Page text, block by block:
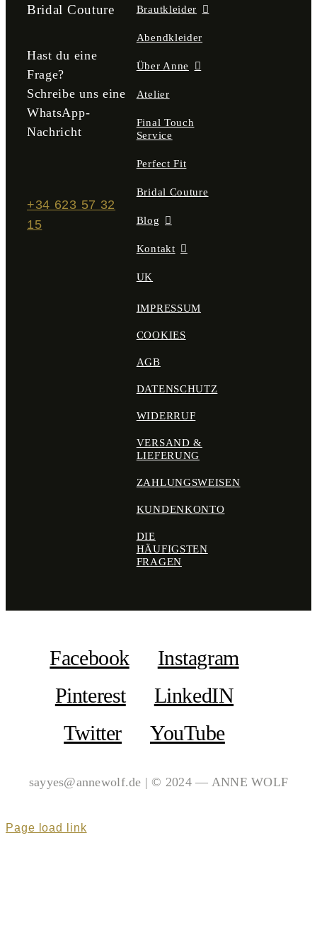
werden
Bridal Couture
Hast du eine
Frage?
Schreibe uns eine
WhatsApp-
Nachricht
+34 623 57 32
15
Brautkleider
Abendkleider
Über Anne
Atelier
Final Touch
Service
Perfect Fit
Bridal Couture
Blog
Kontakt
UK
IMPRESSUM
COOKIES
AGB
DATENSCHUTZ
WIDERRUF
VERSAND &
LIEFERUNG
ZAHLUNGSWEISEN
KUNDENKONTO
DIE
HÄUFIGSTEN
FRAGEN
Facebook
Instagram
Pinterest
LinkedIN
Twitter
YouTube
sayyes@annewolf.de | © 2024 — ANNE WOLF
Page load link